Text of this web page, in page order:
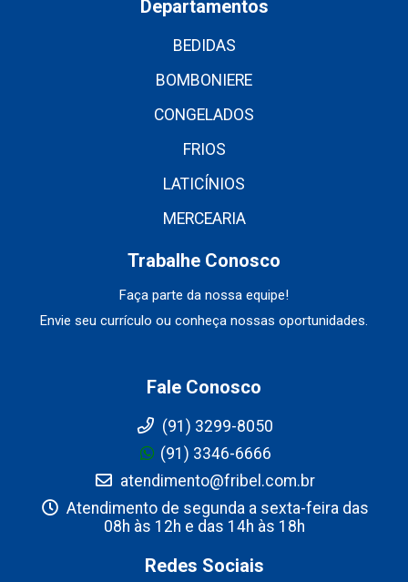
Departamentos
BEDIDAS
BOMBONIERE
CONGELADOS
FRIOS
LATICÍNIOS
MERCEARIA
Trabalhe Conosco
Faça parte da nossa equipe!
Envie seu currículo ou conheça nossas oportunidades.
Fale Conosco
(91) 3299-8050
(91) 3346-6666
atendimento@fribel.com.br
Atendimento de segunda a sexta-feira das
08h às 12h e das 14h às 18h
Redes Sociais